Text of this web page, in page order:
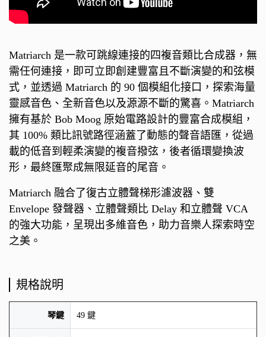
Matriarch 是一款可跳線連接的四複音類比合成器，無
需任何連接，即可立即創建豐富且不斷演變的和弦模
式，並透過 Matriarch 的 90 個模組化接口，探索海量
靈感音色、全新音色以及源源不斷的驚喜。Matriarch
擁有基於 Bob Moog 原始電路設計的豐富合成模組，
其 100% 類比訊號路徑涵蓋了動態的聲音語匯，從過
載的低音到輕柔演變的複音撥弦，後者循環變換波
形，最終匯聚成無限延音的尾音。
Matriarch 融合了復古立體聲梯形濾波器、雙
Envelope 發聲器、立體聲類比 Delay 和立體聲 VCA
的強大功能，呈現出多維音色，助力音樂人探索時空
之美。
規格說明
琴鍵 49 鍵